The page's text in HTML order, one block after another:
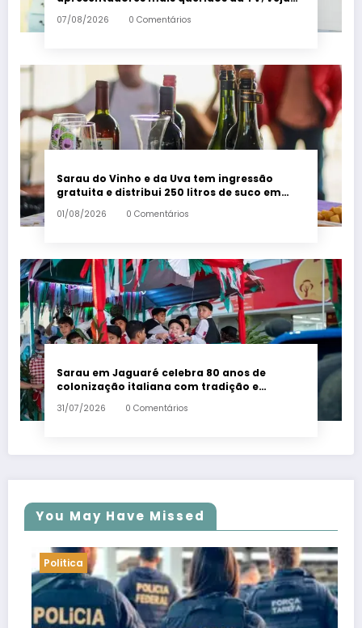
ranking – Em Dia ES
07/08/2026 0 Comentários
Sarau do Vinho e da Uva tem ingressão
gratuita e distribui 250 litros de suco em
Santa Teresa – Em Dia ES
01/08/2026 0 Comentários
Sarau em Jaguaré celebra 80 anos de
colonização italiana com tradição e
trambolhão da polenta – Em Dia ES
31/07/2026 0 Comentários
You May Have Missed
Politica